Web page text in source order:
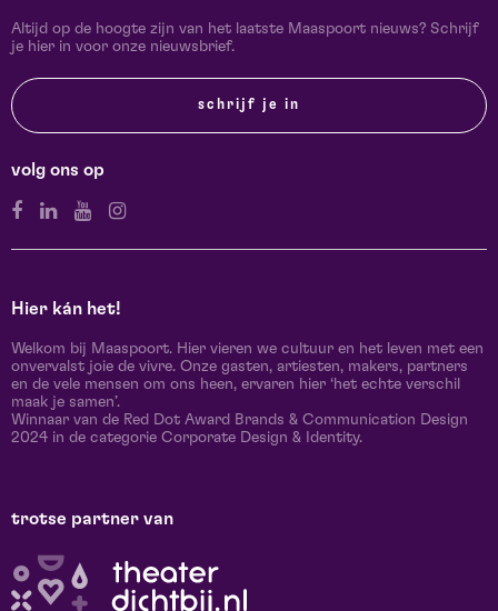
Altijd op de hoogte zijn van het laatste Maaspoort nieuws? Schrijf
je hier in voor onze nieuwsbrief.
schrijf je in
volg ons op
Hier kán het!
Welkom bij Maaspoort. Hier vieren we cultuur en het leven met een
onvervalst joie de vivre. Onze gasten, artiesten, makers, partners
en de vele mensen om ons heen, ervaren hier ‘het echte verschil
maak je samen’.
Winnaar van de Red Dot Award Brands & Communication Design
2024 in de categorie Corporate Design & Identity.
trotse partner van